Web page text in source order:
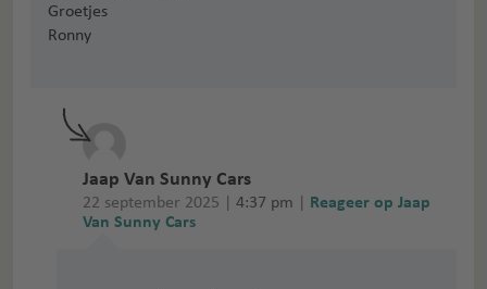
Groetjes
Ronny
Jaap Van Sunny Cars
22 september 2025 | 4:37 pm
Reageer op Jaap
Van Sunny Cars